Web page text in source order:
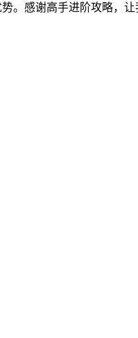
。感谢高手进阶攻略，让